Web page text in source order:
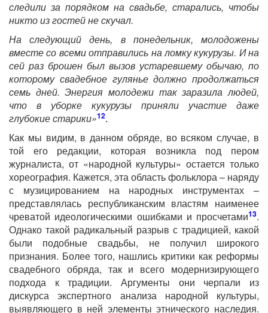
следили за порядком на свадьбе, старались, чтобы
никто из гостей не скучал.
На следующий день, в понедельник, молодожены
вместе со всеми отправились на ломку кукурузы. И на
сей раз брошен был вызов устаревшему обычаю, по
которому свадебное гулянье должно продолжаться
семь дней. Энергия молодежи так заразила людей,
что в уборке кукурузы приняли участие даже
глубокие старики»12.
Как мы видим, в данном обряде, во всяком случае, в
той его редакции, которая возникла под пером
журналиста, от «народной культуры» остается только
хореография. Кажется, эта область фольклора – наряду
с музицированием на народных инструментах –
представлялась республиканским властям наименее
чреватой идеологическими ошибками и просчетами13.
Однако такой радикальный разрыв с традицией, какой
были подобные свадьбы, не получил широкого
признания. Более того, нашлись критики как реформы
свадебного обряда, так и всего модернизирующего
подхода к традиции. Аргументы они черпали из
дискурса экспертного анализа народной культуры,
выявляющего в ней элементы этнического наследия.